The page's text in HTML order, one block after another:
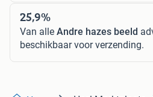
25,9%
Van alle Andre hazes beeld
beschikbaar voor verzending.